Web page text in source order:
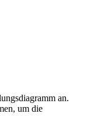
an.
um die